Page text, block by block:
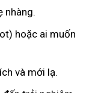
nhàng.
hoặc ai muốn
và mới lạ.